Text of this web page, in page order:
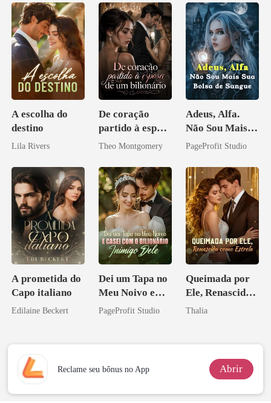
A escolha do
destino
Lila Rivers
De coração
partido à esposa
de um bilionário
Theo Montgomery
Adeus, Alfa.
Não Sou Mais
Sua Bolsa de
PageProfit Studio
A prometida do
Capo italiano
Edilaine Beckert
Dei um Tapa no
Meu Noivo e
Casei com o
PageProfit Studio
Queimada por
Ele, Renascida
como Estrela
Thalia
Reclame seu bônus no App Abrir